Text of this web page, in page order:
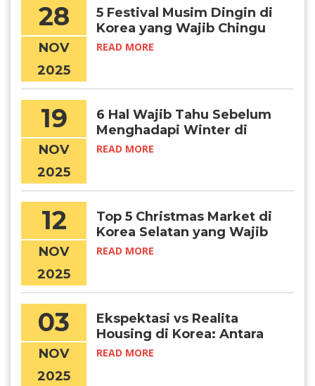
28
NOV
2025
5 Festival Musim Dingin di
Korea yang Wajib Chingu
Kunjungi
READ MORE
19
NOV
2025
6 Hal Wajib Tahu Sebelum
Menghadapi Winter di
Korea
READ MORE
12
NOV
2025
Top 5 Christmas Market di
Korea Selatan yang Wajib
Kamu Kunjungi, Chingu!
READ MORE
03
NOV
2025
Ekspektasi vs Realita
Housing di Korea: Antara
Foto Dabang dan Kondisi
READ MORE